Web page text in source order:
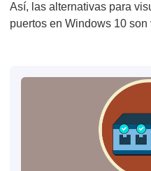
Así, las alternativas para
puertos en Windows 10